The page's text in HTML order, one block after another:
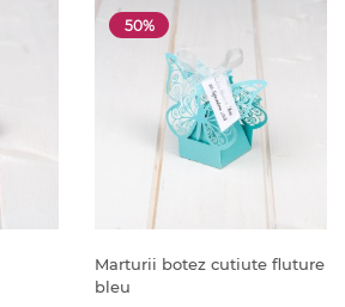
50%
Marturii botez cutiute fluture
bleu